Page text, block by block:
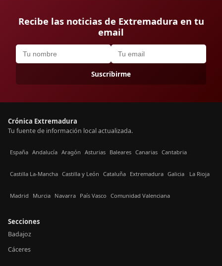
Recibe las noticias de Extremadura en tu
email
Suscribirme
Crónica Extremadura
Tu fuente de información local actualizada.
España Andalucía Aragón Asturias Baleares Canarias Cantabria
Castilla La-Mancha Castilla y León Cataluña Extremadura Galicia La Rioja
Madrid Murcia Navarra País Vasco Comunidad Valenciana
Secciones
Badajoz
Cáceres